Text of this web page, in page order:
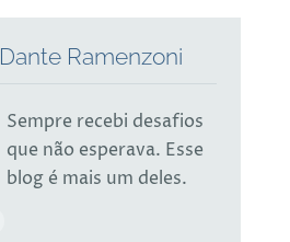
Dante Ramenzoni
Sempre recebi desafios
que não esperava. Esse
blog é mais um deles.